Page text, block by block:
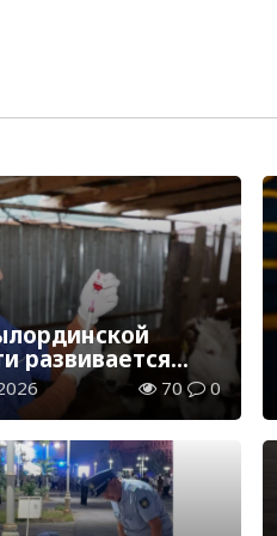
развивается
отрасль
70 0